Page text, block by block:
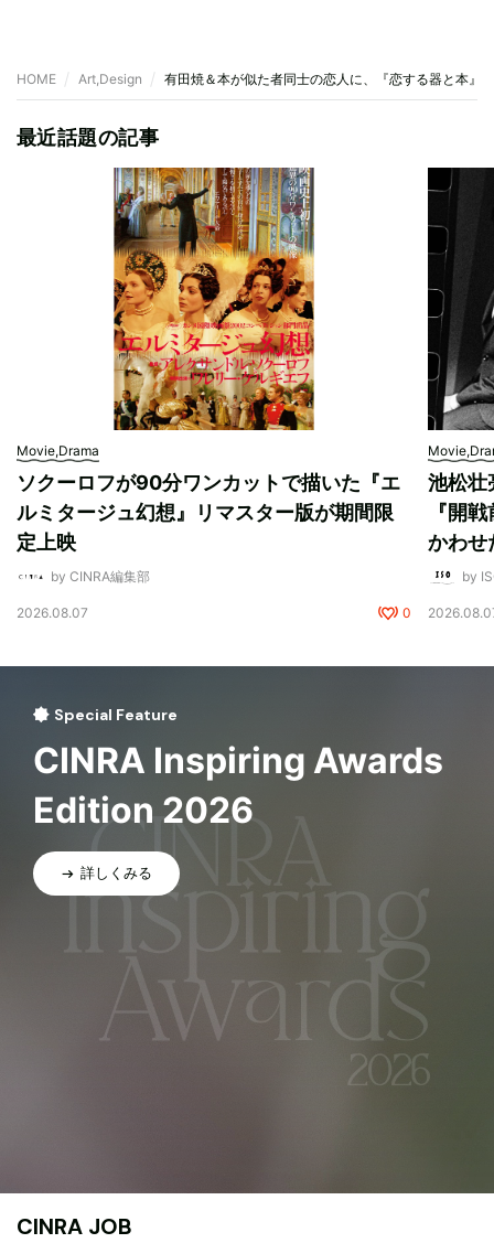
HOME Art,Design 有田焼＆本が似た者同士の恋人に、『恋する器と本』
最近話題の記事
Movie,Drama
ソクーロフが90分ワンカットで描いた『エ
ルミタージュ幻想』リマスター版が期間限
定上映
by CINRA編集部
2026.08.07 0
池松壮
『開
かわせ
by
Special Feature
CINRA Inspiring Awards
Edition 2026
詳しくみる
CINRA JOB